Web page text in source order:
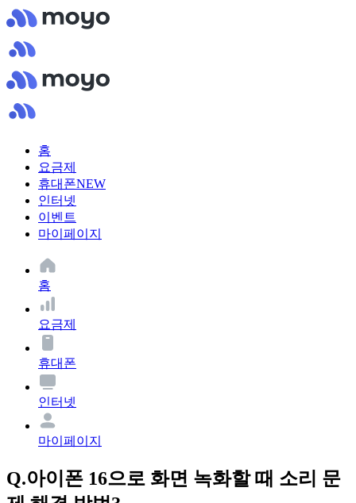
홈
요금제
휴대폰NEW
인터넷
이벤트
마이페이지
홈
요금제
휴대폰
인터넷
마이페이지
Q.아이폰 16으로 화면 녹화할 때 소리 문